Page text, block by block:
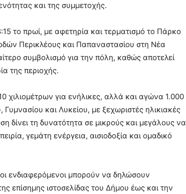
και της συμμετοχής.
το πρωί, με αφετηρία και τερματισμό το Πάρκο
Περικλέους και Παπαναστασίου στη Νέα
συμβολισμό για την πόλη, καθώς αποτελεί
της περιοχής.
για ενήλικες, αλλά και αγώνα 1.000
και Λυκείου, με ξεχωριστές ηλικιακές
δίνει τη δυνατότητα σε μικρούς και μεγάλους να
γεμάτη ενέργεια, αισιοδοξία και ομαδικό
ενδιαφερόμενοι μπορούν να δηλώσουν
επίσημης ιστοσελίδας του Δήμου έως και την